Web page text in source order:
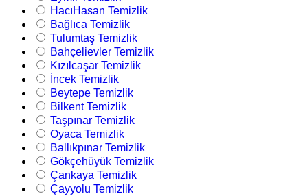
HacıHasan Temizlik
Bağlıca Temizlik
Tulumtaş Temizlik
Bahçelievler Temizlik
Kızılcaşar Temizlik
İncek Temizlik
Beytepe Temizlik
Bilkent Temizlik
Taşpınar Temizlik
Oyaca Temizlik
Ballıkpınar Temizlik
Gökçehüyük Temizlik
Çankaya Temizlik
Çayyolu Temizlik